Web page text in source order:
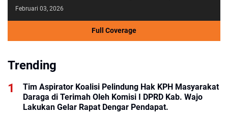
Februari 03, 2026
Full Coverage
Trending
Tim Aspirator Koalisi Pelindung Hak KPH Masyarakat
Daraga di Terimah Oleh Komisi I DPRD Kab. Wajo
Lakukan Gelar Rapat Dengar Pendapat.